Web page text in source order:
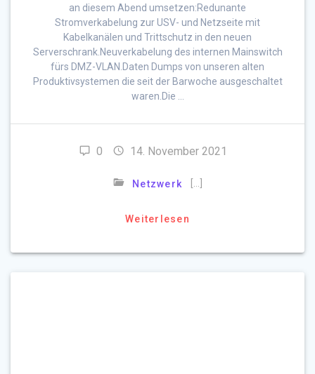
an diesem Abend umsetzen:Redunante
Stromverkabelung zur USV- und Netzseite mit
Kabelkanälen und Trittschutz in den neuen
Serverschrank.Neuverkabelung des internen Mainswitch
fürs DMZ-VLAN.Daten Dumps von unseren alten
Produktivsystemen die seit der Barwoche ausgeschaltet
waren.Die …
0 14. November 2021
Netzwerk
Weiterlesen